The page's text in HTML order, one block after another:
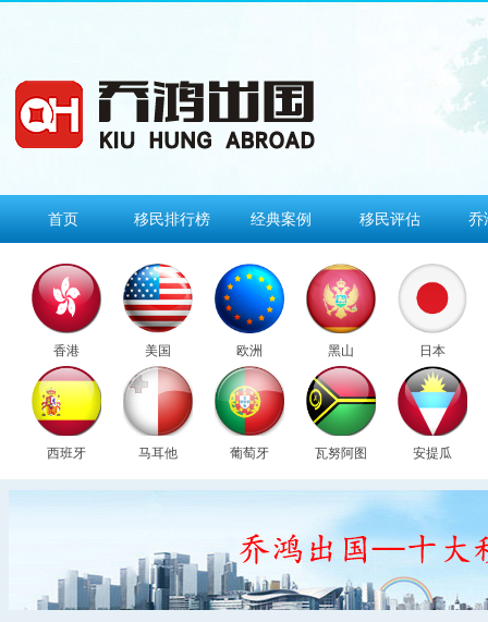
首页 移民排行榜 经典案例 移民评估 乔
香港 美国 欧洲 黑山 日本
西班牙 马耳他 葡萄牙 瓦努阿图 安提瓜